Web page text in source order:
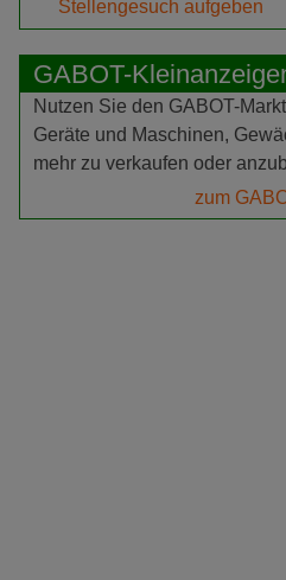
Stellengesuch aufgeben
GABOT-
Nutzen Sie den GABOT-
Geräte und Maschinen,
mehr zu verkaufen oder
zum